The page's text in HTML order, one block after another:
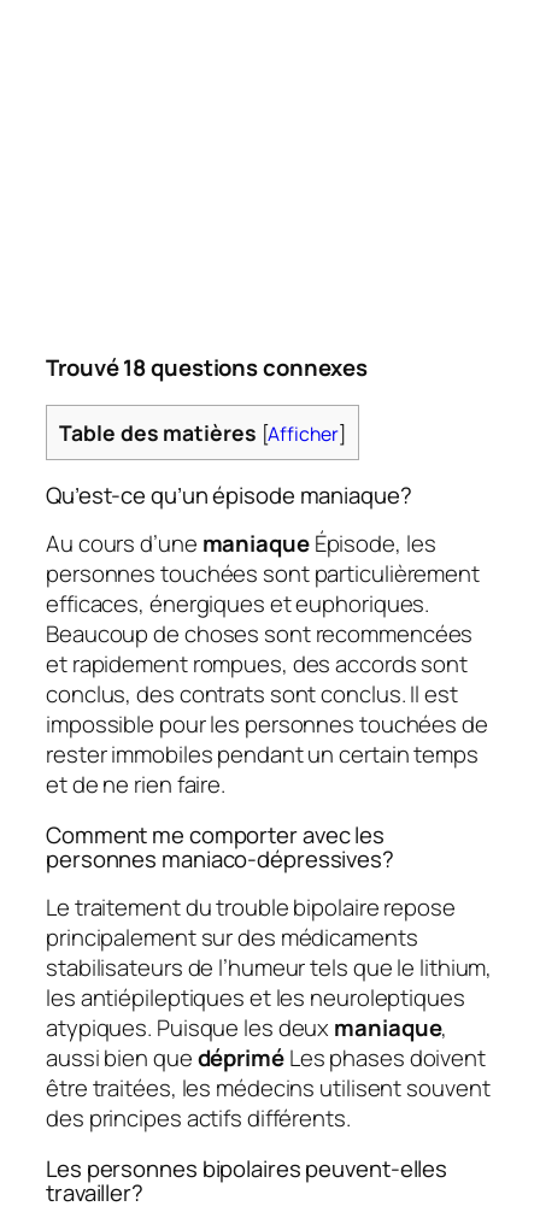
Trouvé 18 questions connexes
Table des matières [Afficher]
Qu’est-ce qu’un épisode maniaque?
Au cours d’une maniaqueÉpisode, les
personnes touchées sont particulièrement
efficaces, énergiques et euphoriques.
Beaucoup de choses sont recommencées
et rapidement rompues, des accords sont
conclus, des contrats sont conclus. Il est
impossible pour les personnes touchées de
rester immobiles pendant un certain temps
et de ne rien faire.
Comment me comporter avec les
personnes maniaco-dépressives?
Le traitement du trouble bipolaire repose
principalement sur des médicaments
stabilisateurs de l’humeur tels que le lithium,
les antiépileptiques et les neuroleptiques
atypiques. Puisque les deux maniaque,
aussi bien quedépriméLes phases doivent
être traitées, les médecins utilisent souvent
des principes actifs différents.
Les personnes bipolaires peuvent-elles
travailler?